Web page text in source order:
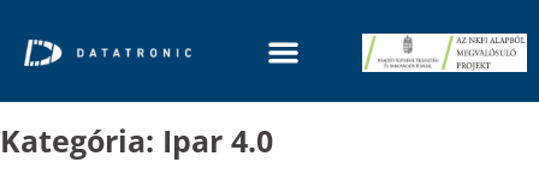
Kategória: Ipar 4.0